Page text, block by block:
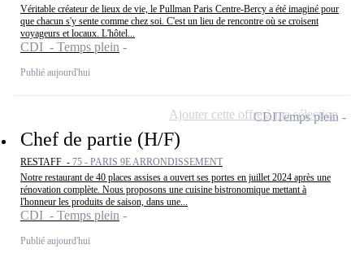
Véritable créateur de lieux de vie, le Pullman Paris Centre-Bercy a été imaginé pour
que chacun s'y sente comme chez soi. C'est un lieu de rencontre où se croisent
voyageurs et locaux. L'hôtel...
CDI - Temps plein
Publié aujourd'hui
Chef de partie (H/F)
RESTAFF - 75 - PARIS 9E ARRONDISSEMENT
Notre restaurant de 40 places assises a ouvert ses portes en juillet 2024 après une
rénovation complète. Nous proposons une cuisine bistronomique mettant à
l'honneur les produits de saison, dans une...
CDI - Temps plein
Publié aujourd'hui
CDITemps plein
Ajouter cette offre à ma sélection